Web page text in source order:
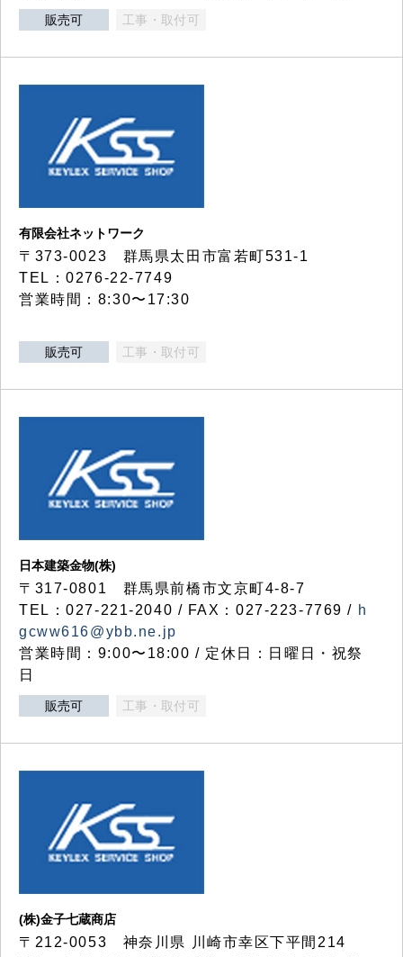
販売可 工事・取付可
有限会社ネットワーク
〒373-0023 群馬県太田市富若町531-1
TEL：0276-22-7749
営業時間：8:30〜17:30
販売可 工事・取付可
日本建築金物(株)
〒317‐0801 群馬県前橋市文京町4-8-7
TEL：027-221-2040 / FAX：027-223-7769 / h
gcww616@ybb.ne.jp
営業時間：9:00〜18:00 / 定休日：日曜日・祝祭
日
販売可 工事・取付可
(株)金子七蔵商店
〒212-0053 神奈川県 川崎市幸区下平間214